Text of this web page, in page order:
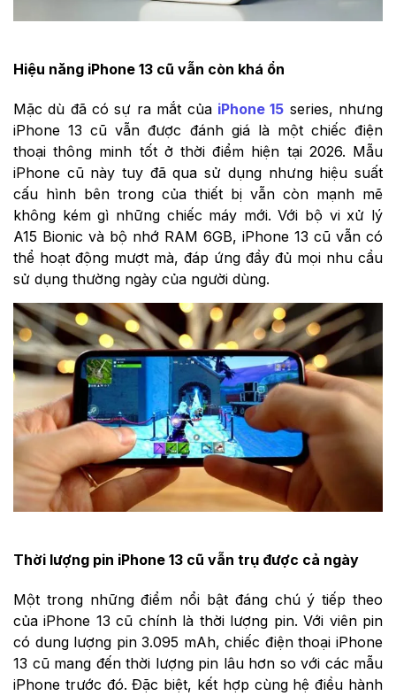
Hiệu năng iPhone 13 cũ vẫn còn khá ổn
Mặc dù đã có sự ra mắt của iPhone 15 series, nhưng
iPhone 13 cũ vẫn được đánh giá là một chiếc điện
thoại thông minh tốt ở thời điểm hiện tại 2026. Mẫu
iPhone cũ này tuy đã qua sử dụng nhưng hiệu suất
cấu hình bên trong của thiết bị vẫn còn mạnh mẽ
không kém gì những chiếc máy mới. Với bộ vi xử lý
A15 Bionic và bộ nhớ RAM 6GB, iPhone 13 cũ vẫn có
thể hoạt động mượt mà, đáp ứng đầy đủ mọi nhu cầu
sử dụng thường ngày của người dùng.
Thời lượng pin iPhone 13 cũ vẫn trụ được cả ngày
Một trong những điểm nổi bật đáng chú ý tiếp theo
của iPhone 13 cũ chính là thời lượng pin. Với viên pin
có dung lượng pin 3.095 mAh, chiếc điện thoại iPhone
13 cũ mang đến thời lượng pin lâu hơn so với các mẫu
iPhone trước đó. Đặc biệt, kết hợp cùng hệ điều hành